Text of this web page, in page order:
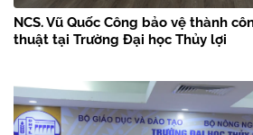
NCS. Vũ Quốc Công bảo vệ thành
thuật tại Trường Đại học Thủy lợi